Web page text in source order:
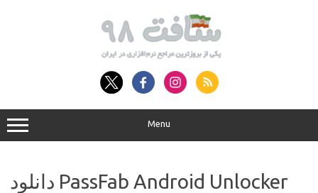
Menu
دانلود PassFab Android Unlocker